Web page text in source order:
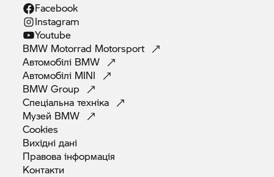
Facebook
Instagram
Youtube
BMW Motorrad Motorsport
Автомобілі BMW
Автомобілі MINI
BMWGroup
Спеціальнатехніка
Музей BMW
Cookies
Вихіднідані
Правоваінформація
Контакти